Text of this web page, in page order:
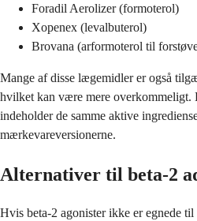
Foradil Aerolizer (formoterol)
Xopenex (levalbuterol)
Brovana (arformoterol til
Mange af disse lægemidler er også
hvilket kan være mere overkommeligt.
indeholder de samme aktive
mærkevareversionerne.
Alternativer til beta-2
Hvis beta-2 agonister ikke er egnede